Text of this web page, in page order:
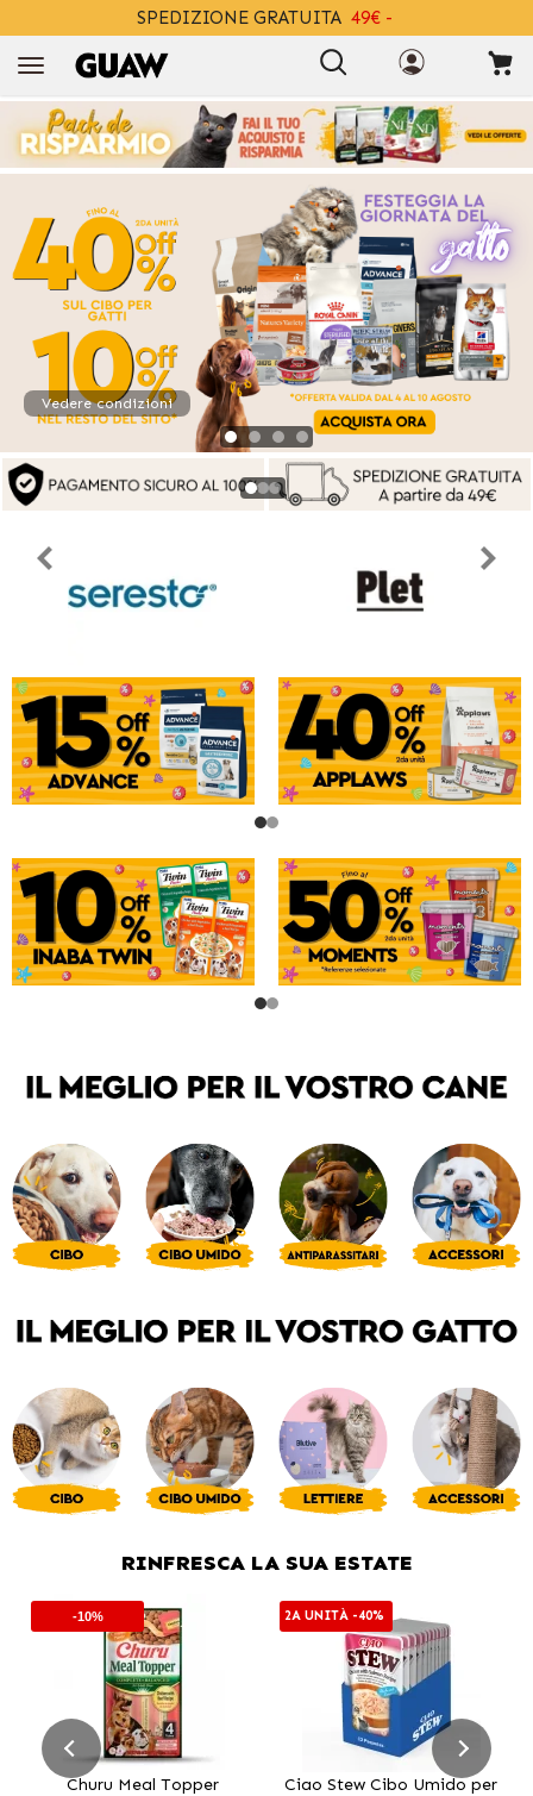
SPEDIZIONE GRATUITA 49€ -
Vedi condizioni
RINFRESCA LA SUA ESTATE
-10%
Churu Meal Topper
2A UNITÀ -40%
Ciao Stew Cibo Umido per